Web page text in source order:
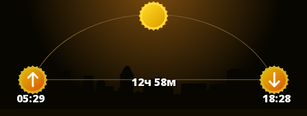
05:29 18:28
12ч58м